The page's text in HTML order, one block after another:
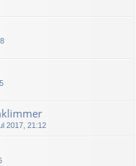
2017, 21:12